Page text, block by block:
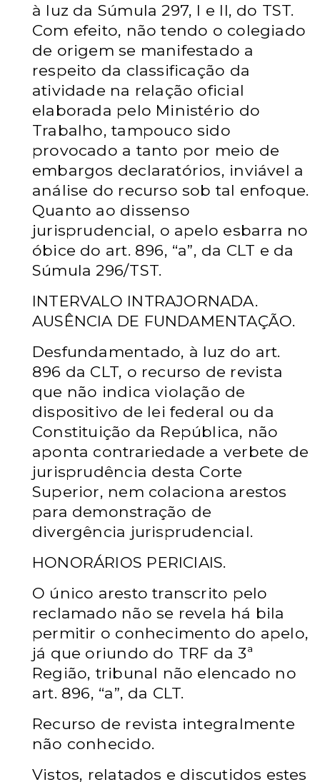
à luz da Súmula 297, I e II, do TST.
Com efeito, não tendo o colegiado
de origem se manifestado a
respeito da classificação da
atividade na relação oficial
elaborada pelo Ministério do
Trabalho, tampouco sido
provocado a tanto por meio de
embargos declaratórios, inviável a
análise do recurso sob tal enfoque.
Quanto ao dissenso
jurisprudencial, o apelo esbarra no
óbice do art. 896, “a”, da CLT e da
Súmula 296/TST.
INTERVALO INTRAJORNADA.
AUSÊNCIA DE FUNDAMENTAÇÃO.
Desfundamentado, à luz do art.
896 da CLT, o recurso de revista
que não indica violação de
dispositivo de lei federal ou da
Constituição da República, não
aponta contrariedade a verbete de
jurisprudência desta Corte
Superior, nem colaciona arestos
para demonstração de
divergência jurisprudencial.
HONORÁRIOS PERICIAIS.
O único aresto transcrito pelo
reclamado não se revela há bila
permitir o conhecimento do apelo,
já que oriundo do TRF da 3ª
Região, tribunal não elencado no
art. 896, “a”, da CLT.
Recurso de revista integralmente
não conhecido.
Vistos, relatados e discutidos estes